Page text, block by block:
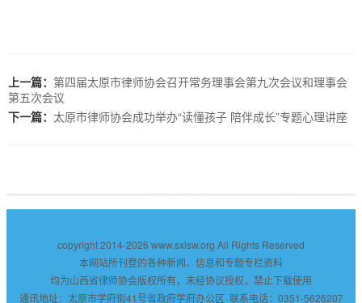
上一篇： 第四届太原市律师协会召开常务理事会第九次会议和理事会
第五次会议
下一篇： 太原市律师协会成功举办“读懂孩子 陪伴成长”专题心理讲座
copyright 2014-2026 www.sxlsw.org All Rights Reserved
本网站所刊登的各种新闻、信息和专题专栏资料
均为山西省律师协会版权所有，未经协议授权，禁止下载使用
通讯地址：太原市学府街41号省政府学府办公区 联系电话：0351-5626207